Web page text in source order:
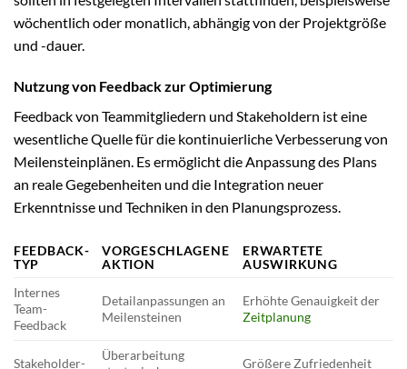
wöchentlich oder monatlich, abhängig von der Projektgröße
und -dauer.
Nutzung von Feedback zur Optimierung
Feedback von Teammitgliedern und Stakeholdern ist eine
wesentliche Quelle für die kontinuierliche Verbesserung von
Meilensteinplänen. Es ermöglicht die Anpassung des Plans
an reale Gegebenheiten und die Integration neuer
Erkenntnisse und Techniken in den Planungsprozess.
FEEDBACK-
TYP
VORGESCHLAGENE
AKTION
ERWARTETE
AUSWIRKUNG
Internes
Team-
Feedback
Detailanpassungen an
Meilensteinen
Erhöhte Genauigkeit der
Zeitplanung
Stakeholder-
Überarbeitung
Größere Zufriedenheit